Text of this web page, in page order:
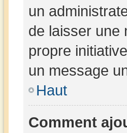
un
de laisser une
propre
un message
Haut
Comment